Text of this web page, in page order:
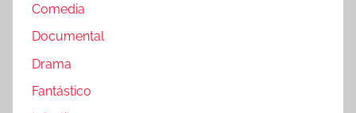
Comedia
Documental
Drama
Fantástico